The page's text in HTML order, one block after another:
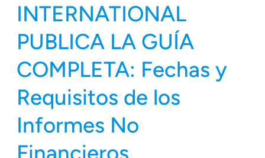
INTERNATIONAL
PUBLICA LA GUÍA
COMPLETA: Fechas y
Requisitos de los
Informes No
Financieros